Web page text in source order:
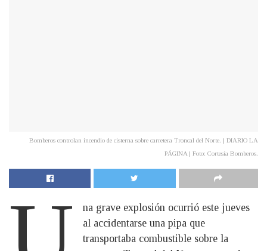
Bomberos controlan incendio de cisterna sobre carretera Troncal del Norte. | DIARIO LA
PÁGINA | Foto: Cortesía Bomberos.
na grave explosión ocurrió este jueves
al accidentarse una pipa que
transportaba combustible sobre la